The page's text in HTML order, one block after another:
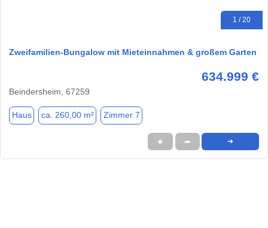
1 / 20
Zweifamilien-Bungalow mit Mieteinnahmen & großem Garten
634.999 €
Beindersheim, 67259
Haus ca. 260,00 m² Zimmer 7
★ ➦ ➜